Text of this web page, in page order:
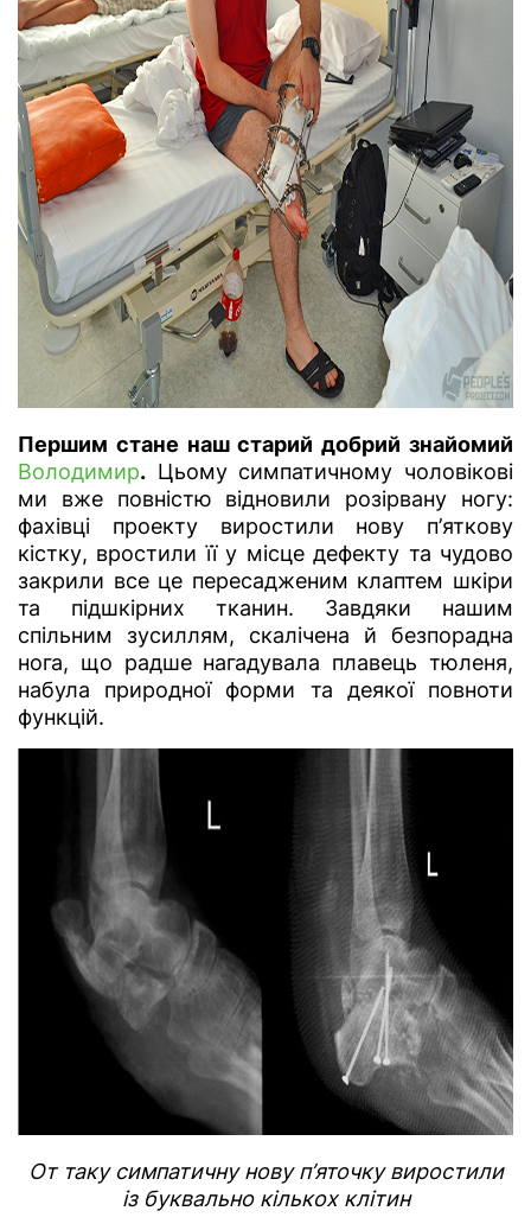
Першим стане наш старий добрий знайомий
Володимир. Цьому симпатичному чоловікові
ми вже повністю відновили розірвану ногу:
фахівці проекту виростили нову п’яткову
кістку, вростили її у місце дефекту та чудово
закрили все це пересадженим клаптем шкіри
та підшкірних тканин. Завдяки нашим
спільним зусиллям, скалічена й безпорадна
нога, що радше нагадувала плавець тюленя,
набула природної форми та деякої повноти
функцій.
От таку симпатичну нову п’яточку виростили
із буквально кількох клітин